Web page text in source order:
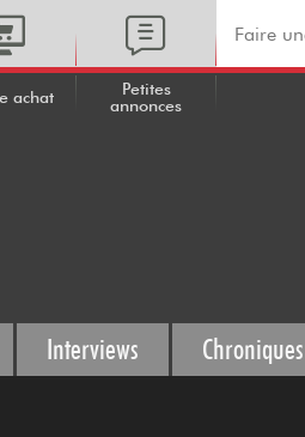
achat
Petites
annonces
Interviews Chroniques